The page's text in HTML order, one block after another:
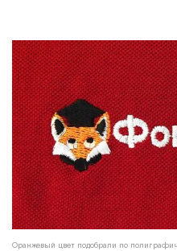
Оранжевый цвет подобрали по